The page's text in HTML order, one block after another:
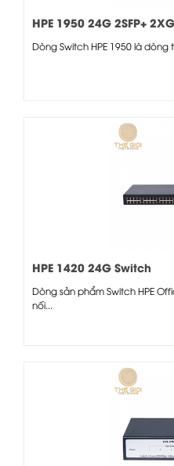
HPE 1950 24G 2SFP+
Dòng Switch HPE 1950 là
HPE 1420 24G Switch
Dòng sản phẩm Switch HPE
nối...